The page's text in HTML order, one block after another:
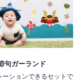
句ガーランド
ションできるセットで